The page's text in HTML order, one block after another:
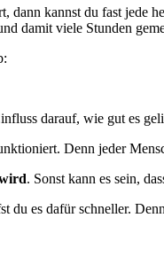
dann kannst du fast jede
damit viele Stunden
darauf, wie gut es
Denn jeder
. Sonst kann es sein,
du es dafür schneller.